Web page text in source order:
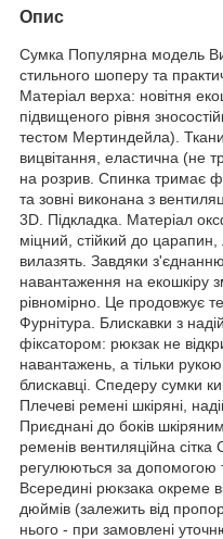
Опис
Сумка Популярна модель
стильного шоперу та
Матеріал верха: новітня
підвищеного рівня
тестом Мертиндейла).
вицвітання, еластична (не
на розрив. Спинка тримає
та зовні виконана з
3D. Підкладка. Матеріал
міцний, стійкий до царапин,
вилазять. Завдяки
навантаження на екошкіру
рівномірно. Це продовжує
Фурнітура. Блискавки з
фіксатором: рюкзак не
навантажень, а тільки
блискавці. Спедеру сумки
Плечеві ремені шкіряні,
Приєднані до боків
ременів вентиляційна
регулюються за допомогою
Всередині рюкзака окреме
дюймів (залежить від
нього - при замовлені